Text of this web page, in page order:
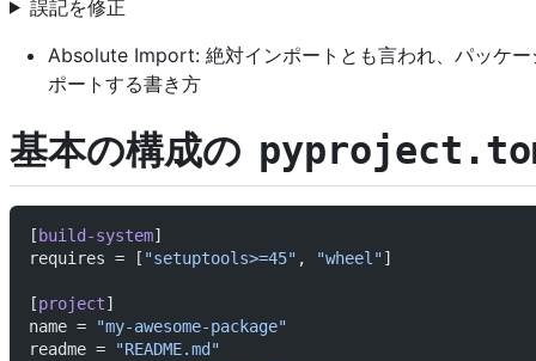
誤記を修正
Absolute Import: 絶対インポートとも言われ、パッケ
ポートする書き方
基本の構成の
[ build-system]
requires = [ "setuptools>=45" , "wheel"]
[project]
name =
"my-awesome-package"
readme =
"README.md"